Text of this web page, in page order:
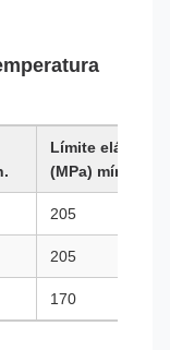
Límite elástico
(MPa) mín.
205
205
170